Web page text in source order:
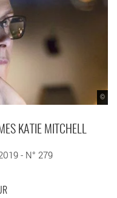
©
KATIE MITCHELL
- N° 279